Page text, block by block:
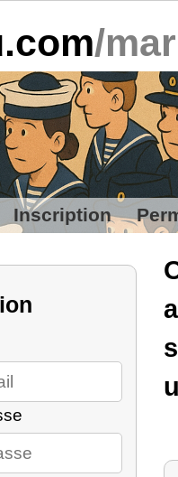
/
Inscription